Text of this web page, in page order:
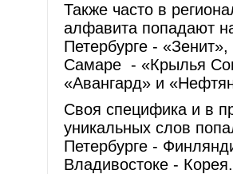
Также часто в
алфавита попадают
Петербурге -
Самаре - «Крылья
«Авангард» и
Своя специфика и в
уникальных слов
Петербурге -
Владивостоке - Корея.